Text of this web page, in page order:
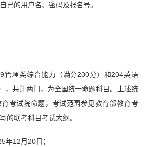
己的用户名、密码及报名号。
管理类综合能力（满分200分）和204英语
，共计两门，为全国统一命题科目。上述统
考试院命题，考试范围参见教育部教育考
的联考科目考试大纲。
年12月20日；